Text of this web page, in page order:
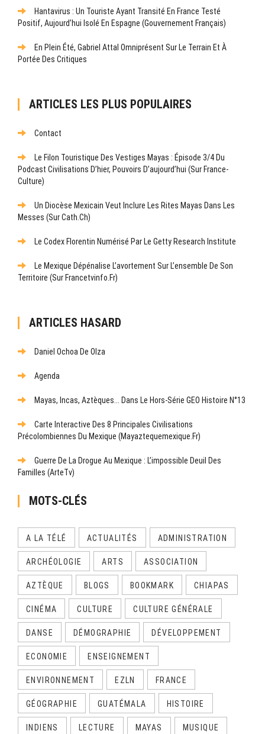
Hantavirus : Un Touriste Ayant Transité En France Testé
Positif, Aujourd’hui Isolé En Espagne (gouvernement Français)
En Plein Été, Gabriel Attal Omniprésent Sur Le Terrain Et À
Portée Des Critiques
ARTICLES LES PLUS POPULAIRES
Contact
Le Filon Touristique Des Vestiges Mayas : Épisode 3/4 Du
Podcast Civilisations D’hier, Pouvoirs D’aujourd’hui (sur France-
Culture)
Un Diocèse Mexicain Veut Inclure Les Rites Mayas Dans Les
Messes (sur Cath.ch)
Le Codex Florentin Numérisé Par Le Getty Research Institute
Le Mexique Dépénalise L’avortement Sur L’ensemble De Son
Territoire (sur Francetvinfo.fr)
ARTICLES HASARD
Daniel Ochoa De Olza
Agenda
Mayas, Incas, Aztèques... Dans Le Hors-Série GEO Histoire N°13
Carte Interactive Des 8 Principales Civilisations
Précolombiennes Du Mexique (mayaztequemexique.fr)
Guerre De La Drogue Au Mexique : L’impossible Deuil Des
Familles (ArteTv)
MOTS-CLÉS
A LA TÉLÉ ACTUALITÉS ADMINISTRATION
ARCHÉOLOGIE ARTS ASSOCIATION
AZTÈQUE BLOGS BOOKMARK CHIAPAS
CINÉMA CULTURE CULTURE GÉNÉRALE
DANSE DÉMOGRAPHIE DÉVELOPPEMENT
ECONOMIE ENSEIGNEMENT
ENVIRONNEMENT EZLN FRANCE
GÉOGRAPHIE GUATÉMALA HISTOIRE
INDIENS LECTURE MAYAS MUSIQUE